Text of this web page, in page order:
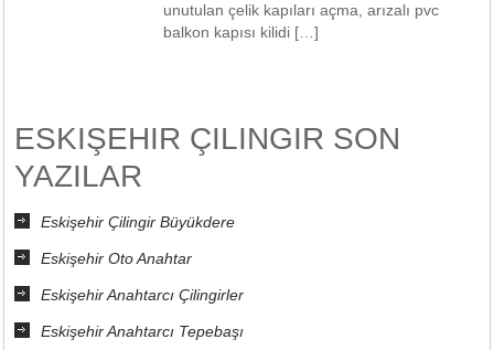
unutulan çelik kapıları açma, arızalı pvc
balkon kapısı kilidi […]
ESKIŞEHIR ÇILINGIR SON
YAZILAR
Eskişehir Çilingir Büyükdere
Eskişehir Oto Anahtar
Eskişehir Anahtarcı Çilingirler
Eskişehir Anahtarcı Tepebaşı